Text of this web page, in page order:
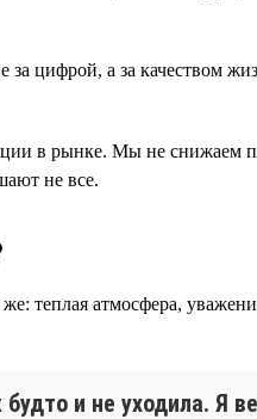
цифрой, а за качеством
в рынке. Мы не снижаем
не все.
теплая атмосфера,
и не уходила. Я